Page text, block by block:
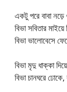
একটু পরে বাবা
বিভা সবিতার
বিভা ভালোবেসে
বিভা মৃদু ধাক্কা
বিভা চানঘরে